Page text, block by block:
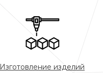
Изготовление изделий